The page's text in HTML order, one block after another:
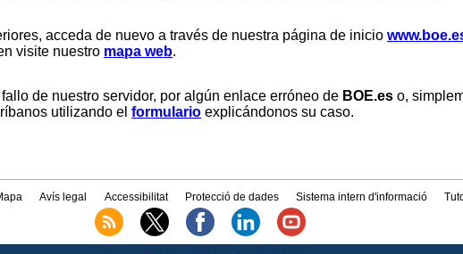
acceda de nuevo a través de nuestra página de inicio
visite nuestro mapa web.
de nuestro servidor, por algún enlace erróneo de BOE.es o,
utilizando el formulario explicándonos su caso.
Avís legal Accessibilitat Protecció de dades Sistema intern d'informació